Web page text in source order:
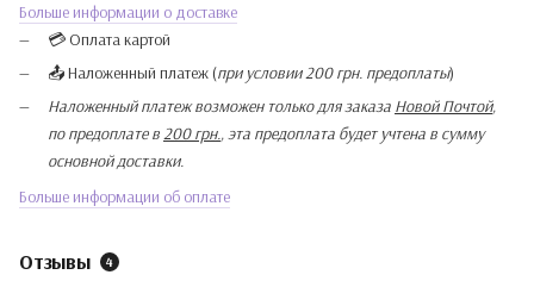
Больше информации о доставке
💳 Оплата картой
📤 Наложенный платеж (при условии 200 грн. предоплаты)
Наложенный платеж возможен только для заказа Новой Почтой,
по предоплате в200 грн., эта предоплата будет учтена в сумму
основной доставки.
Больше информации об оплате
Отзывы 4